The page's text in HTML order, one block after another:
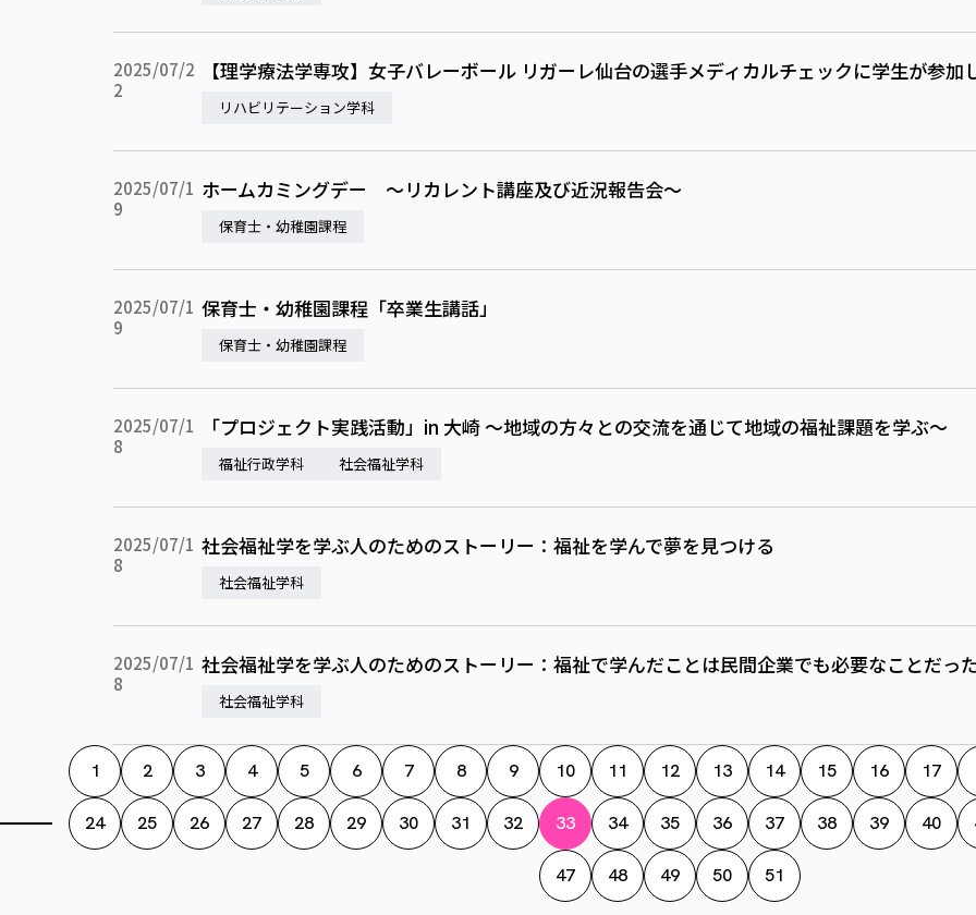
2025/07/2
2
【理学療法学専攻】女子バレーボール リガーレ仙台の選手メディカルチェックに学生が参加
リハビリテーション学科
2025/07/1
9
ホームカミングデー ～リカレント講座及び近況報告会～
保育士・幼稚園課程
2025/07/1
9
保育士・幼稚園課程「卒業生講話」
保育士・幼稚園課程
2025/07/1
8
「プロジェクト実践活動」in 大崎 〜地域の方々との交流を通じて地域の福祉課題を学ぶ〜
福祉行政学科 社会福祉学科
2025/07/1
8
社会福祉学を学ぶ人のためのストーリー：福祉を学んで夢を見つける
社会福祉学科
2025/07/1
8
社会福祉学を学ぶ人のためのストーリー：福祉で学んだことは民間企業でも必要なことだっ
社会福祉学科
1 2 3 4 5 6 7 8 9 10 11 12 13 14 15 16 17
24 25 26 27 28 29 30 31 32 33 34 35 36 37 38 39 40
47 48 49 50 51